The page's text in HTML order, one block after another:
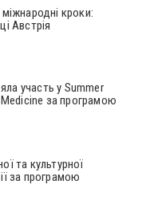
кроки:
Австрія
участь у Summer
за програмою
та культурної
за програмою